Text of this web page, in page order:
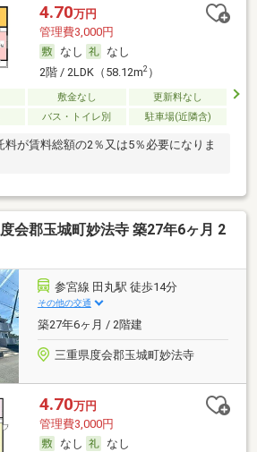
4.70万円
管理費3,000円
なし
なし
2階 / 2LDK（58.12m2）
敷金なし
更新料なし
バス・トイレ別 駐車場(近隣含)
料が賃料総額の2％又は5％必要になりま
会郡玉城町妙法寺 築27年6ヶ月 2
参宮線 田丸駅 徒歩14分
その他の交通
築27年6ヶ月 / 2階建
三重県度会郡玉城町妙法寺
4.70万円
管理費3,000円
なし
なし